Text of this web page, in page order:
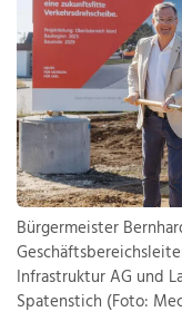
Bürgermeister
Infrastruktur AG und
Spatenstich (Foto: